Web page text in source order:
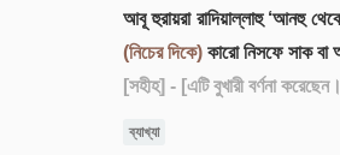
আবূ হুরায়রা রাদিয়াল্লাহু ‘আনহু
(নিচের দিকে) কারো নিসফে সাক বা
[সহীহ] - [এটি বুখারী বর্ণনা
ব্যাখ্যা